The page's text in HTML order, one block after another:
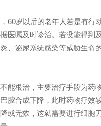
60岁以后的老年人若是有行
医嘱及时诊治。若没能得到
、泌尿系统感染等威胁生命
能根治，主要治疗手段为药
胺合成下降，此时药物疗效
或无效，这就需要进行细胞